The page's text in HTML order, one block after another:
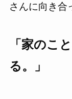
さんに向き合
「家のこ
る。」